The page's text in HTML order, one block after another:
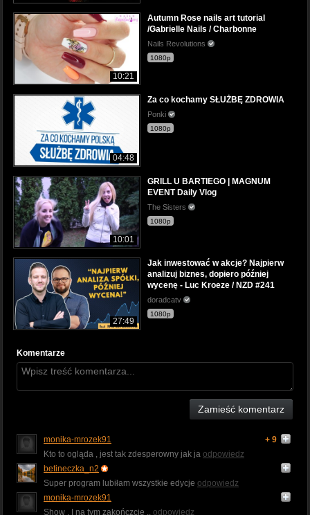
10:21
Autumn Rose nails art tutorial
/Gabrielle Nails / Charbonne
Nails Revolutions
1080p
04:48
Za co kochamy SŁUŻBĘ ZDROWIA
Ponki
1080p
10:01
GRILL U BARTIEGO | MAGNUM
EVENT Daily Vlog
The Sisters
1080p
27:49
Jak inwestować w akcje? Najpierw
analizuj biznes, dopiero później
wycenę - Luc Kroeze / NZD #241
doradcatv
1080p
Komentarze
Zamieść komentarz
monika-mrozek91
+ 9
Kto to ogląda , jest tak zdesperowny jak ja odpowiedz
betineczka_n2
Super program lubiłam wszystkie edycje odpowiedz
monika-mrozek91
Show . I na tym zakończcie .. odpowiedz